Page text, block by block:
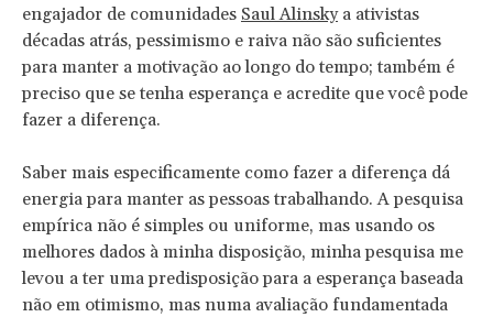
engajador de comunidades Saul Alinskya ativistas
décadas atrás, pessimismo e raiva não são suficientes
para manter a motivação ao longo do tempo; também é
preciso que se tenha esperança e acredite que você pode
fazer a diferença.
Saber mais especificamente como fazer a diferença dá
energia para manter as pessoas trabalhando. A pesquisa
empírica não é simples ou uniforme, mas usando os
melhores dados à minha disposição, minha pesquisa me
levou a ter uma predisposição para a esperança baseada
não em otimismo, mas numa avaliação fundamentada